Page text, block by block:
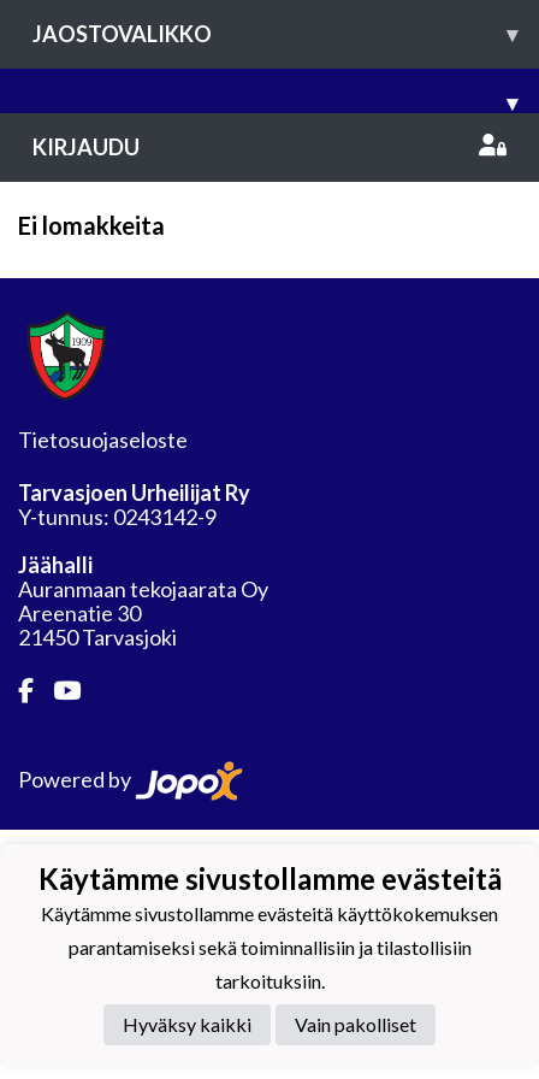
JAOSTOVALIKKO ▾
▾
KIRJAUDU
Ei lomakkeita
Tietosuojaseloste
Tarvasjoen Urheilijat Ry
Y-tunnus: 0243142-9
Jäähalli
Auranmaan tekojaarata Oy
Areenatie 30
21450 Tarvasjoki
Powered by
Käytämme sivustollamme evästeitä
Käytämme sivustollamme evästeitä käyttökokemuksen
parantamiseksi sekä toiminnallisiin ja tilastollisiin
tarkoituksiin.
Hyväksy kaikki
Vain pakolliset